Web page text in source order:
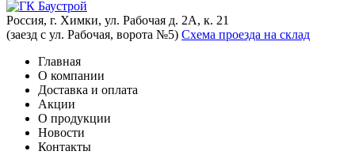
Россия, г. Химки, ул. Рабочая д. 2А, к. 21
(заезд с ул. Рабочая, ворота №5) Схема проезда на склад
Главная
О компании
Доставка и оплата
Акции
О продукции
Новости
Контакты